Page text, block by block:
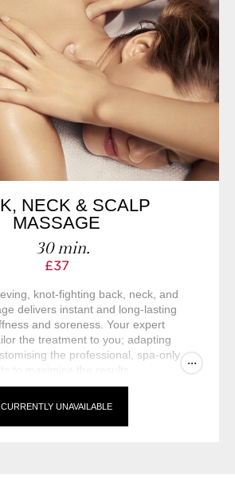
NECK & SCALP
MASSAGE
30 min.
£37
knot-fighting back, neck, and
delivers instant and long-lasting
and soreness. Your expert
the treatment to you; adapting
the professional, spa-only
to maximise the results.
...
CURRENTLY UNAVAILABLE